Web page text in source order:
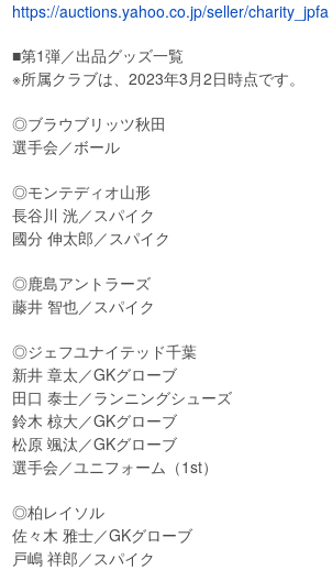
https://auctions.yahoo.co.jp/seller/charity_jpfa
■第1弾／出品グッズ一覧
※所属クラブは、2023年3月2日時点です。
◎ブラウブリッツ秋田
選手会／ボール
◎モンテディオ山形
長谷川 洸／スパイク
國分 伸太郎／スパイク
◎鹿島アントラーズ
藤井 智也／スパイク
◎ジェフユナイテッド千葉
新井 章太／GKグローブ
田口 泰士／ランニングシューズ
鈴木 椋大／GKグローブ
松原 颯汰／GKグローブ
選手会／ユニフォーム（1st）
◎柏レイソル
佐々木 雅士／GKグローブ
戸嶋 祥郎／スパイク